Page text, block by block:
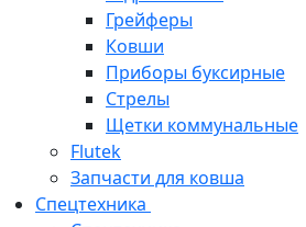
Грейферы
Ковши
Приборы буксирные
Стрелы
Щетки коммунальные
Flutek
Запчасти для ковша
Спецтехника